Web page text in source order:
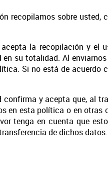
recopilamos sobre usted,
la recopilación y el
su totalidad. Al
Si no está de acuerdo
y acepta que, al
en esta política o en
tenga en cuenta que
de dichos datos.